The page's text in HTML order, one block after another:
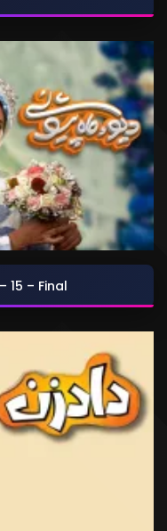
15 – Final